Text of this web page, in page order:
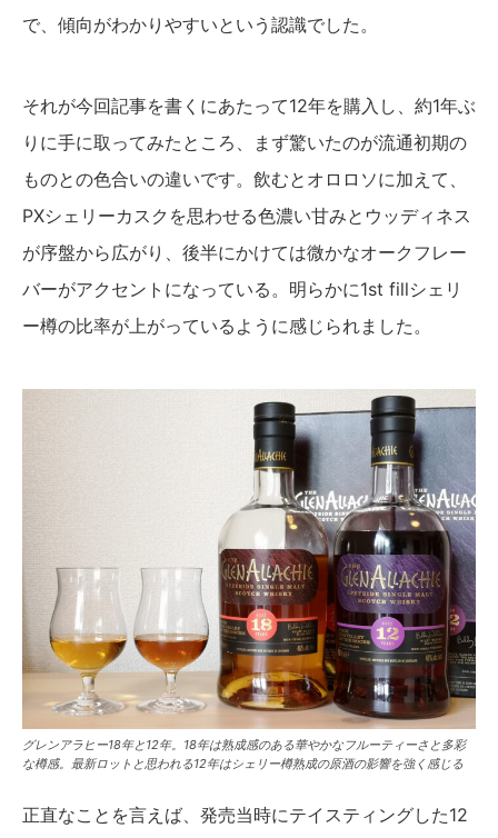
で、傾向がわかりやすいという認識でした。
それが今回記事を書くにあたって12年を購入し、約1年ぶ
りに手に取ってみたところ、まず驚いたのが流通初期の
ものとの色合いの違いです。飲むとオロロソに加えて、
PXシェリーカスクを思わせる色濃い甘みとウッディネス
が序盤から広がり、後半にかけては微かなオークフレー
バーがアクセントになっている。明らかに1st fillシェリ
ー樽の比率が上がっているように感じられました。
グレンアラヒー18年と12年。18年は熟成感のある華やかなフルーティーさと多彩
な樽感。最新ロットと思われる12年はシェリー樽熟成の原酒の影響を強く感じる
正直なことを言えば、発売当時にテイスティングした12